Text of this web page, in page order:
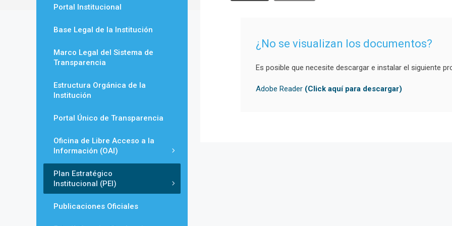
¿No se visualizan los documentos?
Es posible que necesite descargar e instalar el siguiente
Adobe Reader (Click aquí para descargar)
Portal Institucional
Base Legal de la Institución
Marco Legal del Sistema de
Transparencia
Estructura Orgánica de la
Institución
Portal Único de Transparencia
Oficina de Libre Acceso a la
Información (OAI)
Plan Estratégico
Institucional (PEI)
Publicaciones Oficiales